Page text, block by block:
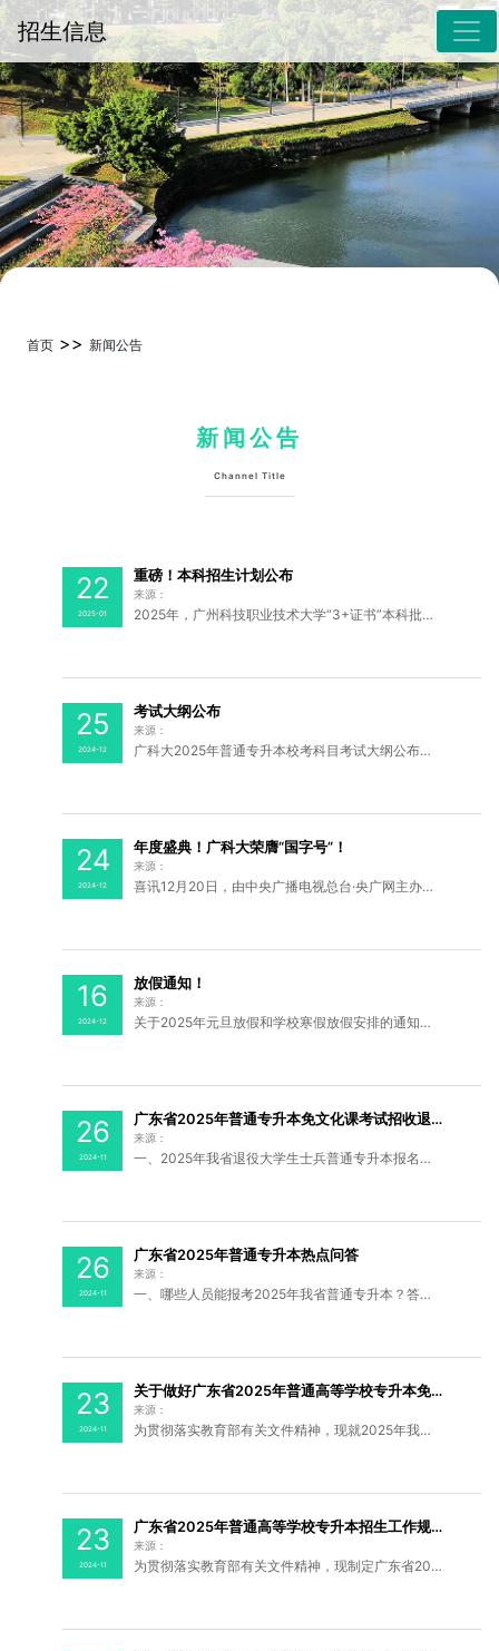
招生信息
首页 >>新闻公告
新闻公告
Channel Title
22
2025-01
重磅！本科招生计划公布
来源：
2025年，广州科技职业技术大学“3+证书”本科批次招生计划共300人。温馨提示：填报我校“3+证书”本科批次志愿的考生需报名并参加我校组织的职业技能测试，具体报名时间及方法将于志愿填报前在我校官微及官网公布，请及时关注。上大学，请关注广州科技职业技术大学院校代...
25
2024-12
考试大纲公布
来源：
广科大2025年普通专升本校考科目考试大纲公布广州科技职业技术大学院校代码：137172025年广州科技职业技术大学普通专升本拟开设19个招生专业涵盖工学、管理学、经济学、文学、医学、艺术学多个学科门类拟招生专业考试时间校考必看报名我校自行组织命题科目的考生（含...
24
2024-12
年度盛典！广科大荣膺“国字号”！
来源：
喜讯12月20日，由中央广播电视总台·央广网主办的2024“声彻中国”央广网教育年度盛典在北京举行，广州科技职业技术大学（以下简称“广科大”）凭借雄厚的实力荣膺“2024年度·中国标杆型民办高校”榜单，学校党委委员、副校长张浩接受《央广网》连线专访，学校品牌运营总监姚...
16
2024-12
放假通知！
来源：
关于2025年元旦放假和学校寒假放假安排的通知一、元旦2025年1月1日（星期三），放假一天，不调休。二、寒假全校学生自2025年1月15日至2月14日放假，2月15日（星期六）、16日（星期日）返校注册，2月17日（星期一）正式上课。欢迎大家关注转发来源丨学校办公室执行编辑丨徐思洋...
26
2024-11
广东省2025年普通专升本免文化课考试招收退役大学生士兵热点问答
来源：
一、2025年我省退役大学生士兵普通专升本报名对象有哪些？答：遵守中华人民共和国宪法和法律，身体状况符合相关要求，在广东省应征入伍且符合下列条件之一：1.普通高职（专科）毕业生应征入伍退役的人员；2.普通高职（专科）在校生（含高校新生）应征入伍，退役后完成高职（...
26
2024-11
广东省2025年普通专升本热点问答
来源：
一、哪些人员能报考2025年我省普通专升本？答：2025年我省普通专升本招生对象有以下几类：1.具有广东省户籍的普通高校应届专科毕业生。2.具有广东省户籍，且在报名时具有广东省户籍连续满3年（未满3年的，需在广东省参加普通高考且高考报名时为广东户籍）的普通高校往...
23
2024-11
关于做好广东省2025年普通高等学校专升本免文化课考试招收退役大学生士兵工作的通知
来源：
为贯彻落实教育部有关文件精神，现就2025年我省普通高等学校专升本免文化课考试招收退役大学生士兵有关工作通知如下：一、招生对象及要求（一）招生对象遵守中华人民共和国宪法和法律，身体状况符合相关要求，从广东省应征入伍且符合下列条件之一：1.普通高职（专科）毕...
23
2024-11
广东省2025年普通高等学校专升本招生工作规定
来源：
为贯彻落实教育部有关文件精神，现制定广东省2025年普通高等学校专升本招生（下称普通专升本）工作规定如下。一、招生对象及报考条件（一）招生对象遵守中华人民共和国宪法和法律，身体状况符合相关要求，并符合下列条件之一：1.具有广东省户籍的普通高校应届专科毕业生...